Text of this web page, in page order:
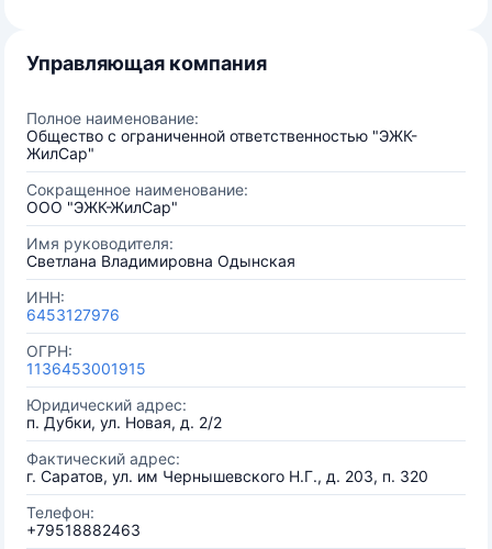
Управляющая компания
Полное наименование:
Общество с ограниченной ответственностью "ЭЖК-
ЖилСар"
Сокращенное наименование:
ООО "ЭЖК-ЖилСар"
Имя руководителя:
Светлана Владимировна Одынская
ИНН:
6453127976
ОГРН:
1136453001915
Юридический адрес:
п. Дубки, ул. Новая, д. 2/2
Фактический адрес:
г. Саратов, ул. им Чернышевского Н.Г., д. 203, п. 320
Телефон:
+79518882463